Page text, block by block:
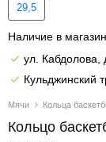
Мячи Кольца
Кольцо
29,5
Наличие в
ул. Кабдолова,
Кульджинский